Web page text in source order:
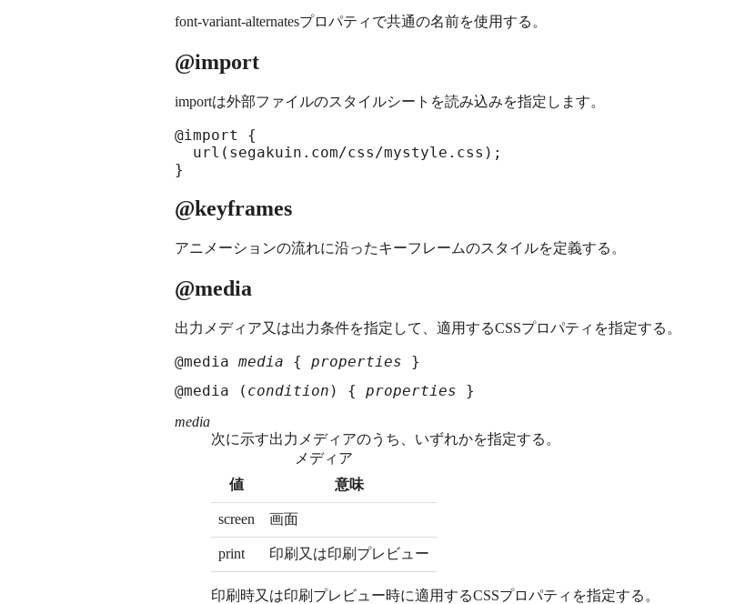
font-variant-alternatesプロパティで共通の名前を使用する。
@import
importは外部ファイルのスタイルシートを読み込みを指定します。
@import {
  url(segakuin.com/css/mystyle.css);
}
@keyframes
アニメーションの流れに沿ったキーフレームのスタイルを定義する。
@media
出力メディア又は出力条件を指定して、適用するCSSプロパティを指定する。
@media media { properties }
@media ( condition ) { properties }
media
次に示す出力メディアのうち、いずれかを指定する。
メディア
値
意味
screen 画面
print 印刷又は印刷プレビュー
印刷時又は印刷プレビュー時に適用するCSSプロパティを指定する。